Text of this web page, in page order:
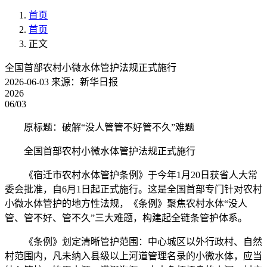
首页
首页
正文
全国首部农村小微水体管护法规正式施行
2026-06-03 来源：新华日报
2026
06/03
原标题：破解“没人管管不好管不久”难题
全国首部农村小微水体管护法规正式施行
《宿迁市农村水体管护条例》于今年1月20日获省人大常
委会批准，自6月1日起正式施行。这是全国首部专门针对农村
小微水体管护的地方性法规，《条例》聚焦农村水体“没人
管、管不好、管不久”三大难题，构建起全链条管护体系。
《条例》划定清晰管护范围：中心城区以外行政村、自然
村范围内，凡未纳入县级以上河道管理名录的小微水体，应当